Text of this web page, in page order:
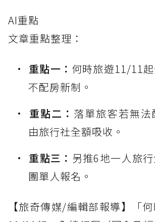
AI重點
文章重點整理：
重點一： 何時旅遊11/11
不配房新制。
重點二： 落單旅客若無
由旅行社全額吸收。
重點三： 另推6地一人旅
團單人報名。
【旅奇傳媒/編輯部報導】「